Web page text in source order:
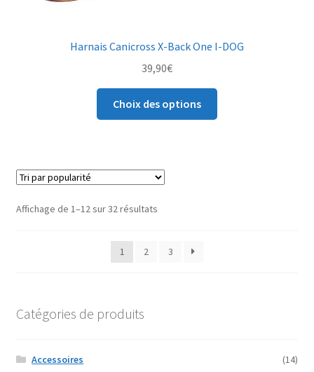
Harnais Canicross X-Back One I-DOG
39,90€
Choix des options
Ce
Affichage de 1–12 sur 32 résultatsTrié
1
2 3
Catégories de produits
Accessoires
(14)